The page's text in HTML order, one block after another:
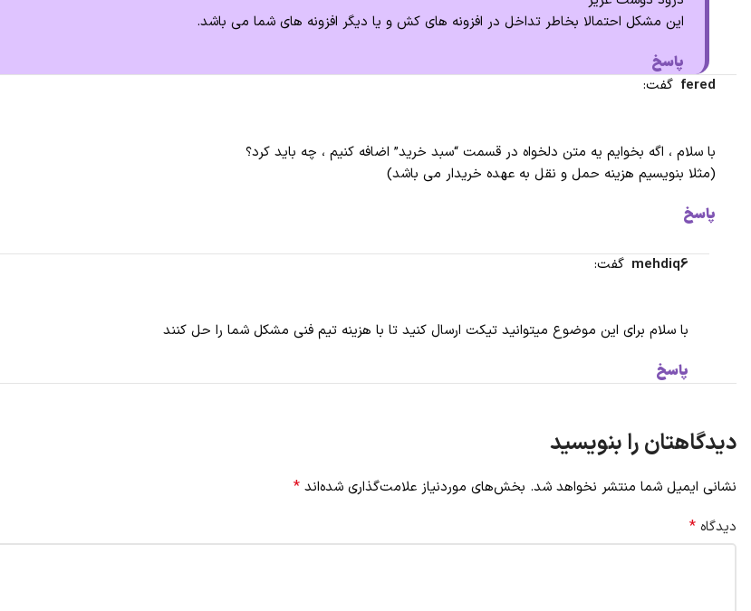
این مشکل احتمالا بخاطر تداخل در افزونه های کش و یا دیگر افزونه های شما می باشد.
پاسخ
fered
گفت:
با سلام ، اگه بخوایم یه متن دلخواه در قسمت “سبد خرید” اضافه کنیم ، چه باید کرد؟
(مثلا بنویسیم هزینه حمل و نقل به عهده خریدار می باشد)
پاسخ
mehdiq6
گفت:
با سلام برای این موضوع میتوانید تیکت ارسال کنید تا با هزینه تیم فنی مشکل شما را حل کنند
پاسخ
دیدگاهتان را بنویسید
نشانی ایمیل شما منتشر نخواهد شد. بخش‌های موردنیاز علامت‌گذاری شده‌اند *
دیدگاه *